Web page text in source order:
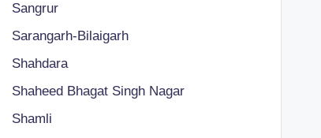
Sangrur
Sarangarh-Bilaigarh
Shahdara
Shaheed Bhagat Singh Nagar
Shamli